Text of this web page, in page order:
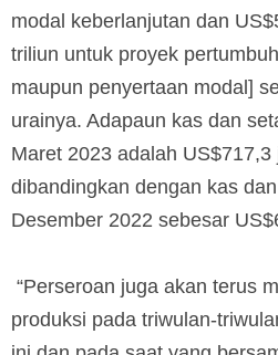
modal keberlanjutan dan
triliun untuk proyek
maupun penyertaan modal]
urainya. Adapaun kas dan
Maret 2023 adalah
dibandingkan dengan kas
Desember 2022 sebesar
“Perseroan juga akan terus
produksi pada triwulan-